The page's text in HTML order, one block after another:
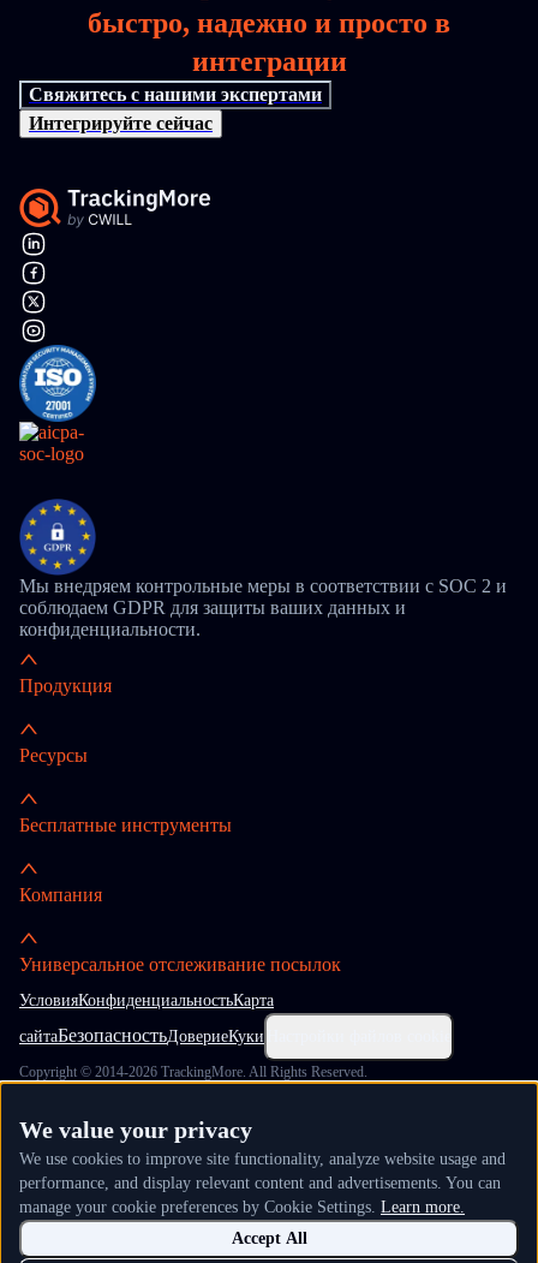
быстро, надежно и просто в
интеграции
Свяжитесь с нашими экспертами
Интегрируйте сейчас
Мы внедряем контрольные меры в соответствии с SOC 2 и
соблюдаем GDPR для защиты ваших данных и
конфиденциальности.
Продукция
Ресурсы
Бесплатные инструменты
Компания
Универсальное отслеживание посылок
УсловияКонфиденциальностьКарта
сайтаБезопасностьДовериеКуки
Copyright © 2014-2026 TrackingMore. All Rights Reserved.
We value your privacy
We use cookies to improve site functionality, analyze website usage and
performance, and display relevant content and advertisements. You can
manage your cookie preferences by Cookie Settings. Learn more.
Accept All